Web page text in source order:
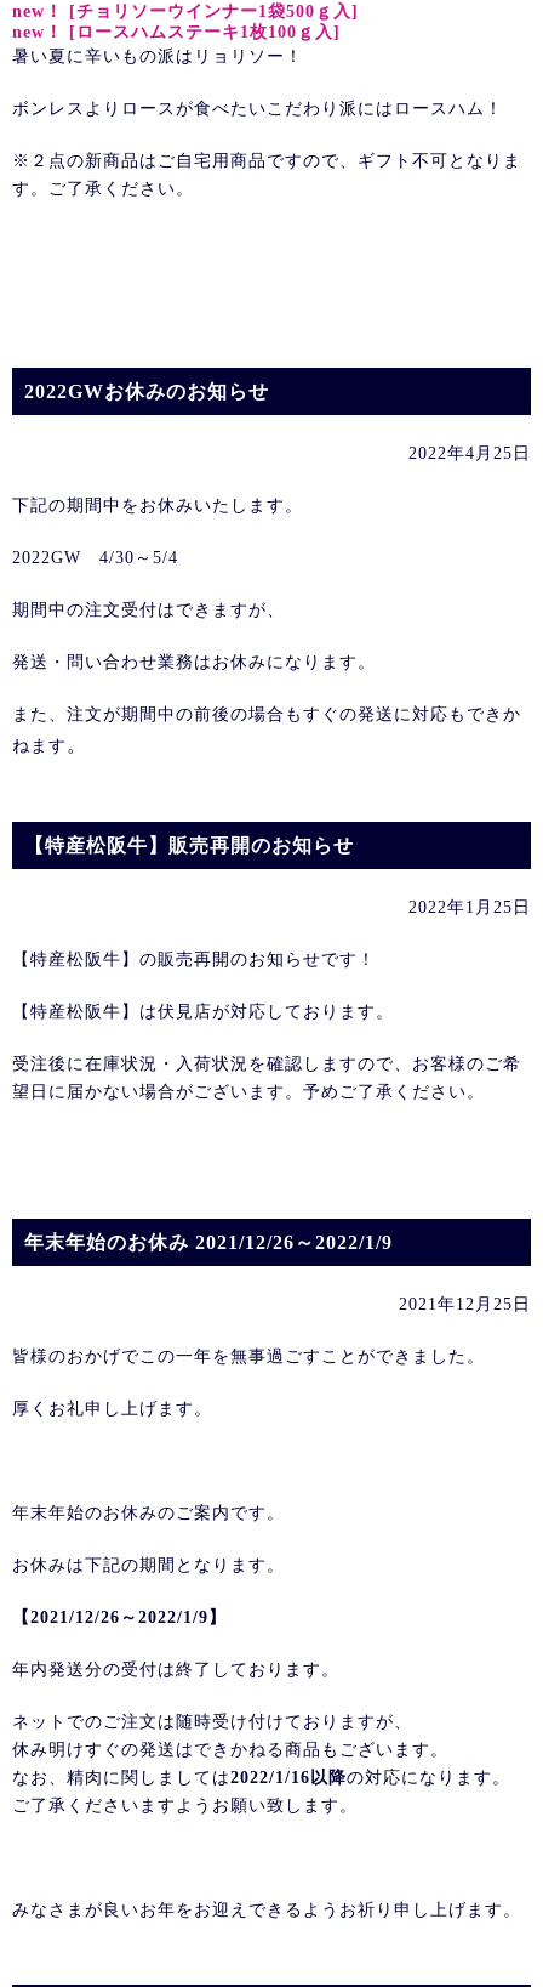
new！ [チョリソーウインナー1袋500ｇ入]
new！ [ロースハムステーキ1枚100ｇ入]
暑い夏に辛いもの派はリョリソー！
ボンレスよりロースが食べたいこだわり派にはロースハム！
※２点の新商品はご自宅用商品ですので、ギフト不可となりま
す。ご了承ください。
2022GWお休みのお知らせ
2022年4月25日
下記の期間中をお休みいたします。
2022GW 4/30～5/4
期間中の注文受付はできますが、
発送・問い合わせ業務はお休みになります。
また、注文が期間中の前後の場合もすぐの発送に対応もできか
ねます。
【特産松阪牛】販売再開のお知らせ
2022年1月25日
【特産松阪牛】の販売再開のお知らせです！
【特産松阪牛】は伏見店が対応しております。
受注後に在庫状況・入荷状況を確認しますので、お客様のご希
望日に届かない場合がございます。予めご了承ください。
年末年始のお休み 2021/12/26～2022/1/9
2021年12月25日
皆様のおかげでこの一年を無事過ごすことができました。
厚くお礼申し上げます。
年末年始のお休みのご案内です。
お休みは下記の期間となります。
【2021/12/26～2022/1/9】
年内発送分の受付は終了しております。
ネットでのご注文は随時受け付けておりますが、
休み明けすぐの発送はできかねる商品もございます。
なお、精肉に関しましては2022/1/16以降の対応になります。
ご了承くださいますようお願い致します。
みなさまが良いお年をお迎えできるようお祈り申し上げます。